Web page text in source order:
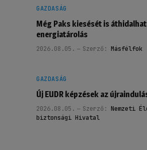
GAZDASÁG
Még Paks kiesését is
energiatárolás
2026.08.05. Szerző: Másfélfok
GAZDASÁG
Új EUDR képzések az
2026.08.05. Szerző: Nemzeti
biztonsági Hivatal